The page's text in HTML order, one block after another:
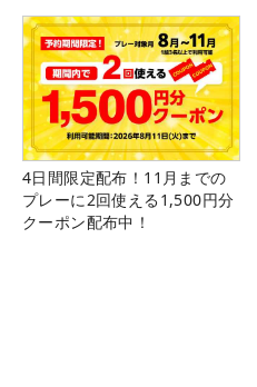
4日間限定配布！11月までの
プレーに2回使える1,500円分
クーポン配布中！